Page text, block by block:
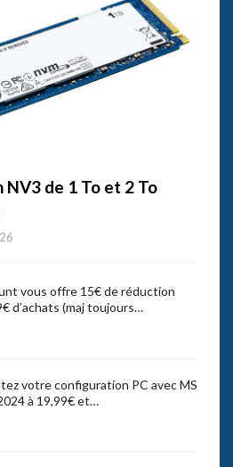
NV3 de 1 To et 2 To
vous offre 15€ de réduction
d’achats (maj toujours…
votre configuration PC avec MS
à 19,99€ et…